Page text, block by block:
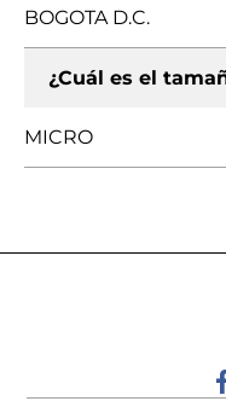
BOGOTA D.C.
¿Cuál es el
MICRO